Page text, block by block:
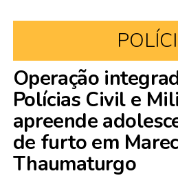
Operação
Polícias Civil e
apreende
de furto em
Thaumaturgo